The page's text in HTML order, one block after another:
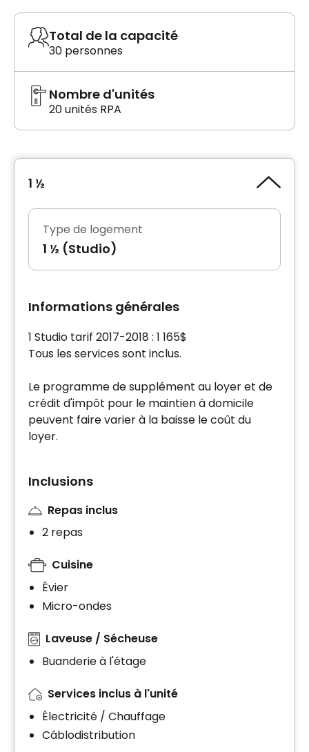
Total de la capacité
30 personnes
Nombre d'unités
20 unités RPA
1 ½
Type de logement
1 ½ (Studio)
Informations générales
1 Studio tarif 2017-2018 : 1 165$
Tous les services sont inclus.
Le programme de supplément au loyer et de
crédit d'impôt pour le maintien à domicile
peuvent faire varier à la baisse le coût du
loyer.
Inclusions
Repas inclus
2 repas
Cuisine
Évier
Micro-ondes
Laveuse / Sécheuse
Buanderie à l'étage
Services inclus à l'unité
Électricité / Chauffage
Câblodistribution